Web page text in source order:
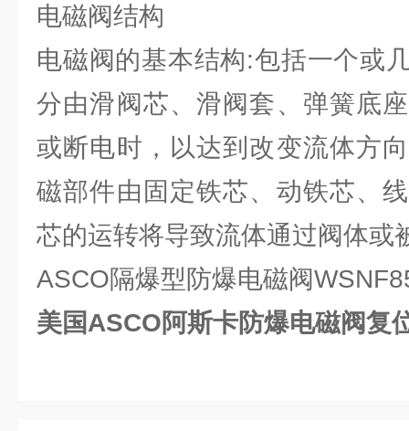
电磁阀结构
电磁阀的基本结构:包括一个或
分由滑阀芯、滑阀套、弹簧底
或断电时，以达到改变流体方
磁部件由固定铁芯、动铁芯、
芯的运转将导致流体通过阀体或
ASCO隔爆型防爆电磁阀
美国ASCO阿斯卡防爆电磁阀复